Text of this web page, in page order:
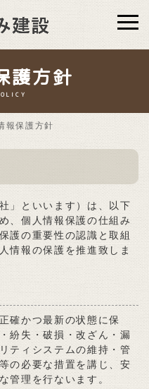
護方針
報保護方針
」といいます）は、以下
、個人情報保護の仕組み
護の重要性の認識と取組
情報の保護を推進致しま
確かつ最新の状態に保
紛失・破損・改ざん・漏
ティシステムの維持・管
の必要な措置を講じ、安
管理を行ないます。